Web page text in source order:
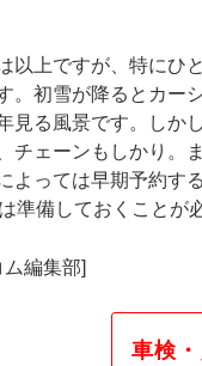
以上ですが、特にひ
。初雪が降るとカー
見る風景です。しか
チェーンもしかり。
よっては早期予約す
準備しておくことが
編集部]
車検